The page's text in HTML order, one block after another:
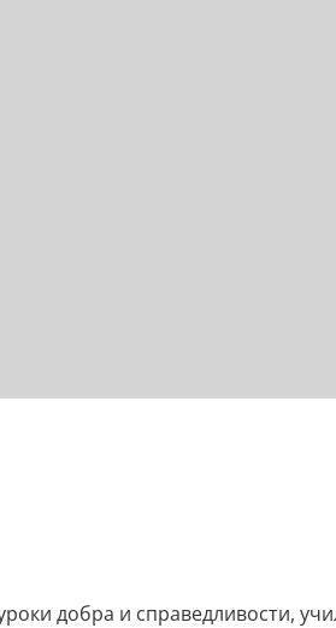
добра и справедливости,